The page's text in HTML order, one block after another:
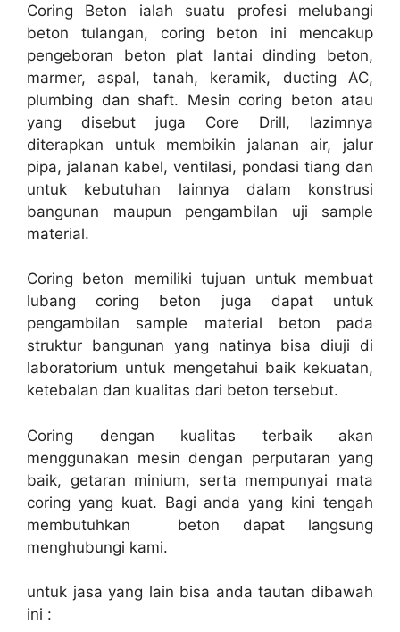
Coring Beton ialah suatu profesi melubangi
beton tulangan, coring beton ini mencakup
pengeboran beton plat lantai dinding beton,
marmer, aspal, tanah, keramik, ducting AC,
plumbing dan shaft. Mesin coring beton atau
yang disebut juga Core Drill, lazimnya
diterapkan untuk membikin jalanan air, jalur
pipa, jalanan kabel, ventilasi, pondasi tiang dan
untuk kebutuhan lainnya dalam konstrusi
bangunan maupun pengambilan uji sample
material.
Coring beton memiliki tujuan untuk membuat
lubang coring beton juga dapat untuk
pengambilan sample material beton pada
struktur bangunan yang natinya bisa diuji di
laboratorium untuk mengetahui baik kekuatan,
ketebalan dan kualitas dari beton tersebut.
Coring dengan kualitas terbaik akan
menggunakan mesin dengan perputaran yang
baik, getaran minium, serta mempunyai mata
coring yang kuat. Bagi anda yang kini tengah
membutuhkan beton dapat langsung
menghubungi kami.
untuk jasa yang lain bisa anda tautan dibawah
ini :